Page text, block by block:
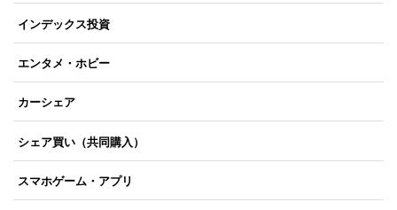
インデックス投資
エンタメ・ホビー
カーシェア
シェア買い（共同購入）
スマホゲーム・アプリ